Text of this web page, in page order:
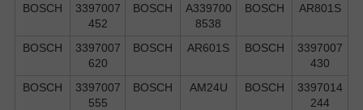
BOSCH
3397007
452
BOSCH
A339700
8538
BOSCH AR801S
BOSCH
3397007
620
BOSCH AR601S BOSCH
3397007
430
BOSCH
3397007
555
BOSCH AM24U BOSCH
3397014
244